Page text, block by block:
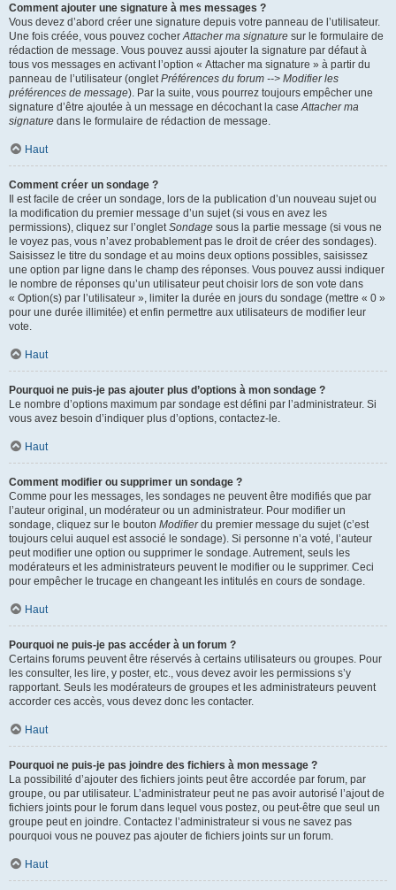
Comment ajouter une signature à mes messages ?
Vous devez d’abord créer une signature depuis votre panneau de l’utilisateur.
Une fois créée, vous pouvez cocherAttacher ma signature sur le formulaire de
rédaction de message. Vous pouvez aussi ajouter la signature par défaut à
tous vos messages en activant l’option « Attacher ma signature » à partir du
panneau de l’utilisateur (ongletPréférences du forum --> Modifier les
préférences de message). Par la suite, vous pourrez toujours empêcher une
signature d’être ajoutée à un message en décochant la caseAttacher ma
signature dans le formulaire de rédaction de message.
Haut
Comment créer un sondage ?
Il est facile de créer un sondage, lors de la publication d’un nouveau sujet ou
la modification du premier message d’un sujet (si vous en avez les
permissions), cliquez sur l’ongletSondage sous la partie message (si vous ne
le voyez pas, vous n’avez probablement pas le droit de créer des sondages).
Saisissez le titre du sondage et au moins deux options possibles, saisissez
une option par ligne dans le champ des réponses. Vous pouvez aussi indiquer
le nombre de réponses qu’un utilisateur peut choisir lors de son vote dans
« Option(s) par l’utilisateur », limiter la durée en jours du sondage (mettre « 0 »
pour une durée illimitée) et enfin permettre aux utilisateurs de modifier leur
vote.
Haut
Pourquoi ne puis-je pas ajouter plus d’options à mon sondage ?
Le nombre d’options maximum par sondage est défini par l’administrateur. Si
vous avez besoin d’indiquer plus d’options, contactez-le.
Haut
Comment modifier ou supprimer un sondage ?
Comme pour les messages, les sondages ne peuvent être modifiés que par
l’auteur original, un modérateur ou un administrateur. Pour modifier un
sondage, cliquez sur le bouton Modifierdu premier message du sujet (c’est
toujours celui auquel est associé le sondage). Si personne n’a voté, l’auteur
peut modifier une option ou supprimer le sondage. Autrement, seuls les
modérateurs et les administrateurs peuvent le modifier ou le supprimer. Ceci
pour empêcher le trucage en changeant les intitulés en cours de sondage.
Haut
Pourquoi ne puis-je pas accéder à un forum ?
Certains forums peuvent être réservés à certains utilisateurs ou groupes. Pour
les consulter, les lire, y poster, etc., vous devez avoir les permissions s’y
rapportant. Seuls les modérateurs de groupes et les administrateurs peuvent
accorder ces accès, vous devez donc les contacter.
Haut
Pourquoi ne puis-je pas joindre des fichiers à mon message ?
La possibilité d’ajouter des fichiers joints peut être accordée par forum, par
groupe, ou par utilisateur. L’administrateur peut ne pas avoir autorisé l’ajout de
fichiers joints pour le forum dans lequel vous postez, ou peut-être que seul un
groupe peut en joindre. Contactez l’administrateur si vous ne savez pas
pourquoi vous ne pouvez pas ajouter de fichiers joints sur un forum.
Haut